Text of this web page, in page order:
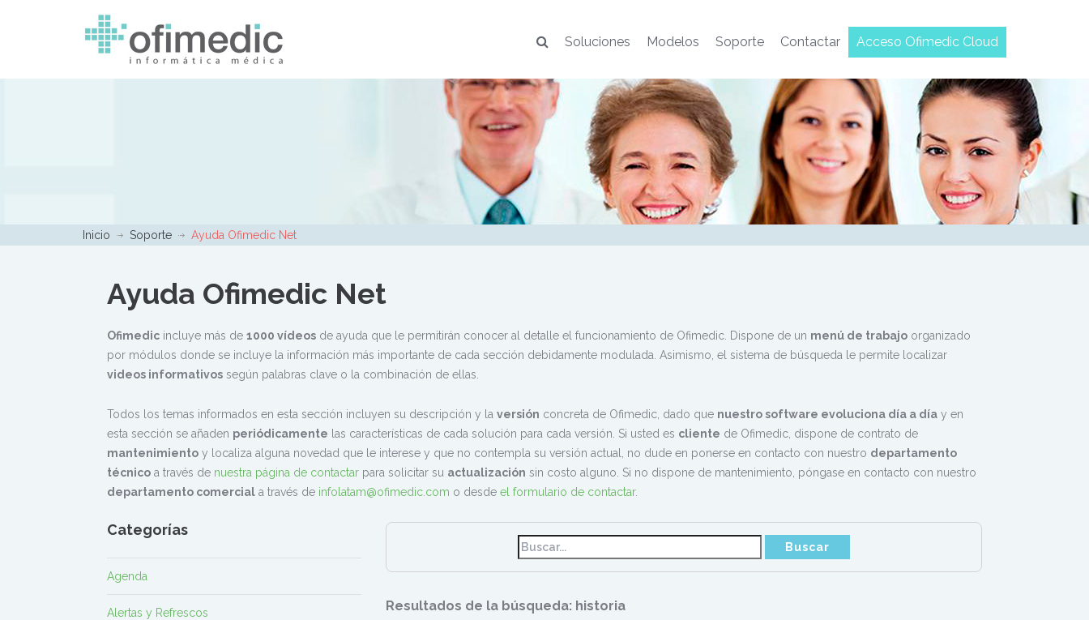
Soluciones Modelos Soporte Contactar Acceso Ofimedic Cloud
Inicio Soporte Ayuda Ofimedic Net
Ayuda Ofimedic Net
Ofimedic incluye más de 1000 vídeos de ayuda que le permitirán conocer al detalle el funcionamiento de Ofimedic. Dispone de un menú de trabajo organizado
por módulos donde se incluye la información más importante de cada sección debidamente modulada. Asimismo, el sistema de búsqueda le permite localizar
videos informativos según palabras clave o la combinación de ellas.
Todos los temas informados en esta sección incluyen su descripción y la versión concreta de Ofimedic, dado que nuestro software evoluciona día a día y en
esta sección se añaden periódicamente las características de cada solución para cada versión. Si usted es cliente de Ofimedic, dispone de contrato de
mantenimiento y localiza alguna novedad que le interese y que no contempla su versión actual, no dude en ponerse en contacto con nuestro departamento
técnico a través de nuestra página de contactar para solicitar su actualización sin costo alguno. Si no dispone de mantenimiento, póngase en contacto con nuestro
departamento comercial a través de infolatam@ofimedic.com o desde el formulario de contactar.
Categorías
Agenda
Alertas y Refrescos Resultados de la búsqueda: historia